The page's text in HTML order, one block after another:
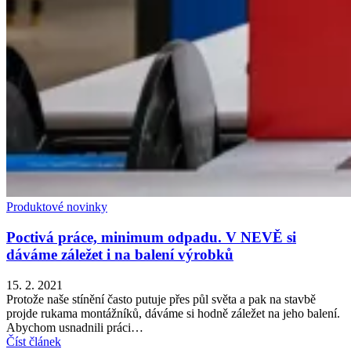
Produktové novinky
Poctivá práce, minimum odpadu. V NEVĚ si
dáváme záležet i na balení výrobků
15. 2. 2021
Protože naše stínění často putuje přes půl světa a pak na stavbě
projde rukama montážníků, dáváme si hodně záležet na jeho balení.
Abychom usnadnili práci…
Číst článek